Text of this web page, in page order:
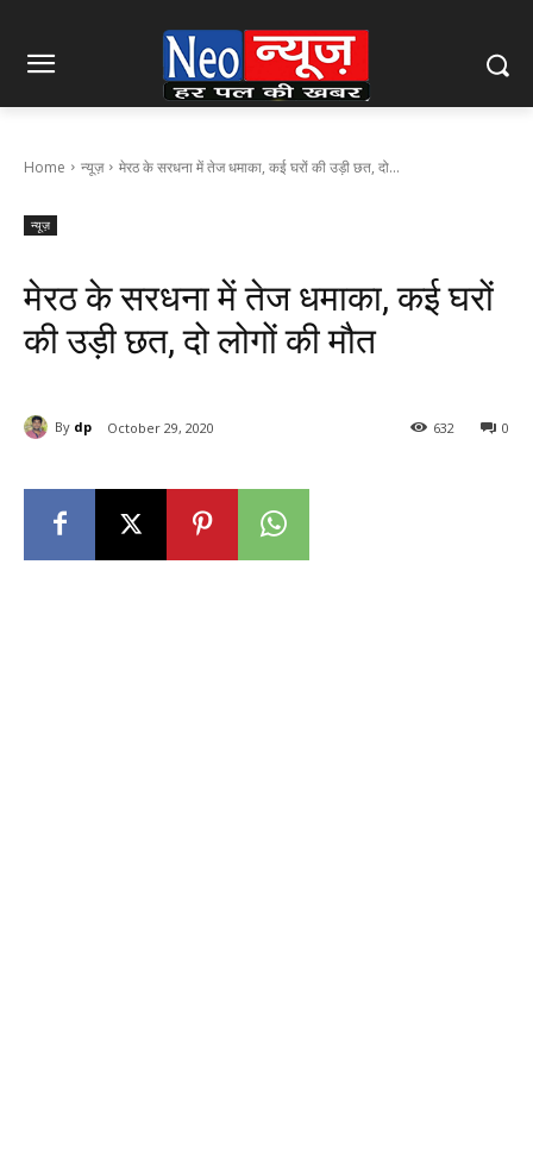
Home न्यूज़ मेरठ के सरधना में तेज धमाका, कई घरों की उड़ी छत, दो...
न्यूज़
मेरठ के सरधना में तेज धमाका, कई घरों
की उड़ी छत, दो लोगों की मौत
By dp October 29, 2020 0
632